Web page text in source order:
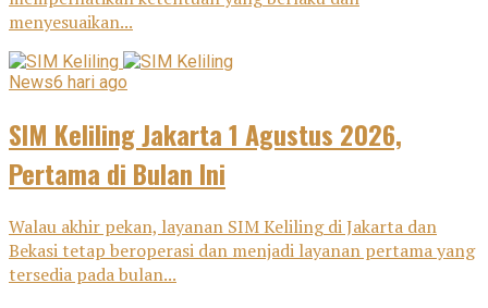
menyesuaikan...
News6 hari ago
SIM Keliling Jakarta 1 Agustus 2026,
Pertama di Bulan Ini
Walau akhir pekan, layanan SIM Keliling di Jakarta dan
Bekasi tetap beroperasi dan menjadi layanan pertama yang
tersedia pada bulan...